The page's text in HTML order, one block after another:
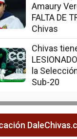
Amaury
FALTA DE
Chivas
Chivas
la
Sub-20